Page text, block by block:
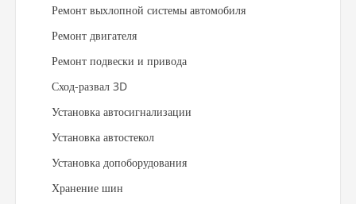
Ремонт выхлопной системы автомобиля
Ремонт двигателя
Ремонт подвески и привода
Сход-развал 3D
Установка автосигнализации
Установка автостекол
Установка допоборудования
Хранение шин